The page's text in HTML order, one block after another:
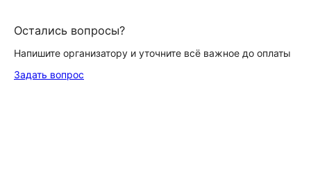
Остались вопросы?
Напишите организатору и уточните всё важное до оплаты
Задать вопрос